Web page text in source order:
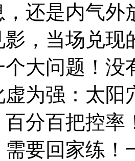
，还是内气
，当场兑现
大问题！没
虚为强：太
百分百把控
要回家练！